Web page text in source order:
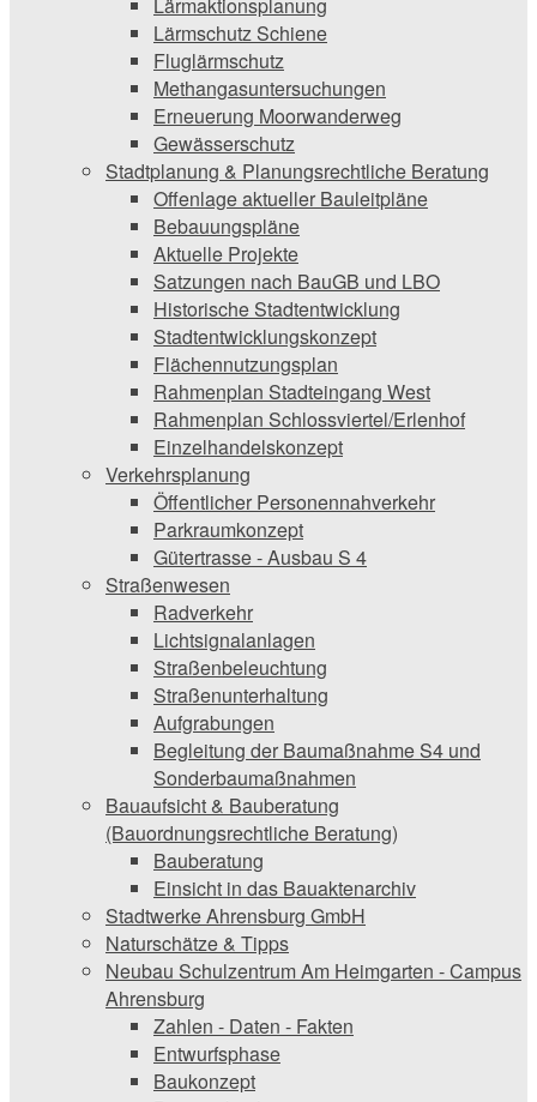
Lärmschutz Schiene
Fluglärmschutz
Methangasuntersuchungen
Erneuerung Moorwanderweg
Gewässerschutz
Stadtplanung & Planungsrechtliche Beratung
Offenlage aktueller Bauleitpläne
Bebauungspläne
Aktuelle Projekte
Satzungen ­nach BauGB und LBO
Historische Stadtentwicklung
Stadtentwicklungskonzept
Flächennutzungsplan
Rahmenplan Stadteingang West
Rahmenplan Schlossviertel/Erlenhof
Einzelhandelskonzept
Verkehrsplanung
Öffentlicher Personennahverkehr
Parkraumkonzept
Gütertrasse - Ausbau S 4
Straßenwesen
Radverkehr
Lichtsignalanlagen
Straßenbeleuchtung
Straßenunterhaltung
Aufgrabungen
Begleitung der Baumaßnahme S4 und
Sonderbaumaßnahmen
Bauaufsicht & ­Bauberatung
(Bauordnungsrechtliche Beratung)
Bauberatung
Einsicht in das Bauaktenarchiv
Stadtwerke ­Ahrensburg GmbH
Naturschätze & Tipps
Neubau Schulzentrum Am Heimgarten - Campus
Ahrensburg
Zahlen - Daten - Fakten
Entwurfsphase
Baukonzept